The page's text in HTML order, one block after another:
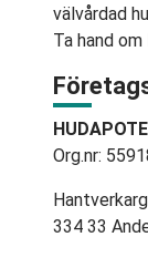
välvårdad
Ta hand
Org.nr:
334 33